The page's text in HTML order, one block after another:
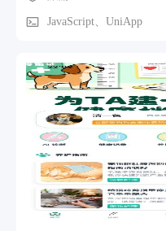
划管理：创建旅行计划，设
景点搜索与地图选点：通过
点，支持在地图上直接选
录旅行中的各类消费，支
计算每人应付金额。 - 成
友加入旅行，支持查看成员列表和
功能路径描述 用户创建旅
邀请码分享给好友 → 好友
日行程（添加景点/安排时
费并分摊费用 → 查看账单
JavaScript、UniApp